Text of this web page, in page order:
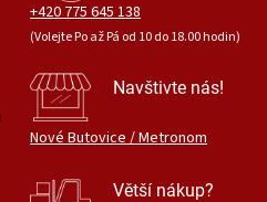
+420 775 645 138
(Volejte Po až Pá od 10 do 18.00 hodin)
Navštivte nás!
Nové Butovice / Metronom
Větší nákup?